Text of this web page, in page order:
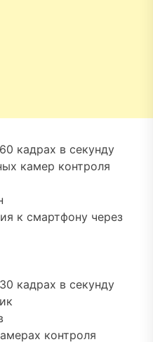
кадрах в секунду
камер контроля
к смартфону через
кадрах в секунду
контроля